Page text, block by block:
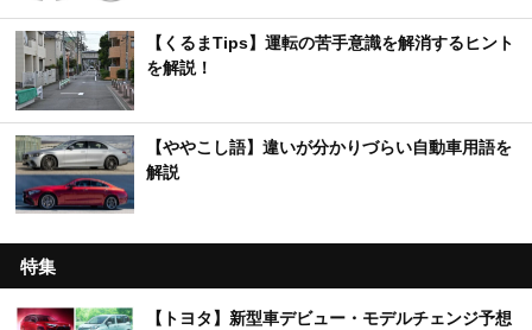
【くるまTips】運転の苦手意識を解消するヒント
を解説！
【ややこし語】違いが分かりづらい自動車用語を
解説
特集
【トヨタ】新型車デビュー・モデルチェンジ予想